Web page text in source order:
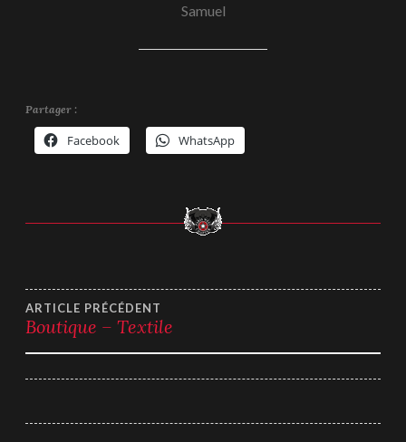
Samuel
Partager :
Facebook WhatsApp
Navigation
de
ARTICLE PRÉCÉDENT
Boutique – Textile